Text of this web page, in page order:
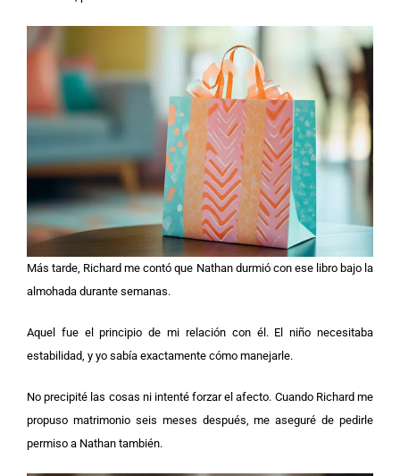
Más tarde, Richard me contó que Nathan durmió con ese libro bajo la
almohada durante semanas.
Aquel fue el principio de mi relación con él. El niño necesitaba
estabilidad, y yo sabía exactamente cómo manejarle.
No precipité las cosas ni intenté forzar el afecto. Cuando Richard me
propuso matrimonio seis meses después, me aseguré de pedirle
permiso a Nathan también.